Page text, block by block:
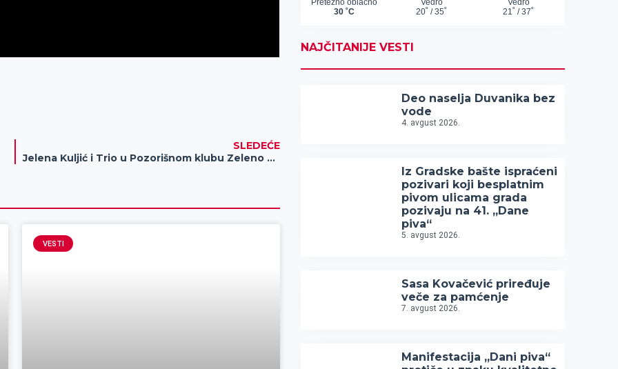
SLEDEĆE
Jelena Kuljić i Trio u Pozorišnom klubu Zeleno zvono
VESTI
NAJČITANIJE VESTI
Deo naselja Duvanika bez
vode
4. avgust 2026.
Iz Gradske bašte ispraćeni
pozivari koji besplatnim
pivom ulicama grada
pozivaju na 41. „Dane
piva“
5. avgust 2026.
Sasa Kovačević priređuje
veče za pamćenje
7. avgust 2026.
Manifestacija „Dani piva“